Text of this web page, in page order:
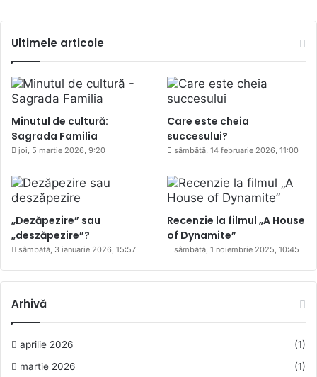
Ultimele articole
Minutul de cultură:
Sagrada Familia
joi, 5 martie 2026, 9:20
Care este cheia
succesului?
sâmbătă, 14 februarie 2026, 11:00
„Dezăpezire” sau
„deszăpezire”?
sâmbătă, 3 ianuarie 2026, 15:57
Recenzie la filmul „A House
of Dynamite”
sâmbătă, 1 noiembrie 2025, 10:45
Arhivă
aprilie 2026
(1)
martie 2026
(1)